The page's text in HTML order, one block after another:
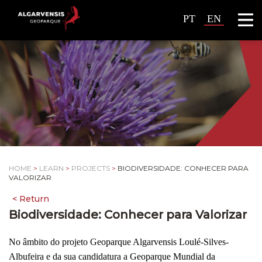
PT EN
HOME > LEARN > PROJECTS > BIODIVERSIDADE: CONHECER PARA
VALORIZAR
Biodiversidade: Conhecer para Valorizar
No âmbito do projeto Geoparque Algarvensis Loulé-Silves-
Albufeira e da sua candidatura a Geoparque Mundial da